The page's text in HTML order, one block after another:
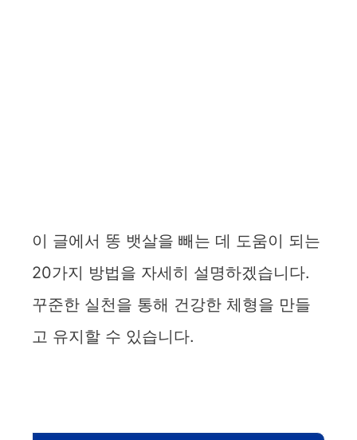
이 글에서 똥 뱃살을 빼는 데 도움이 되는
20가지 방법을 자세히 설명하겠습니다.
꾸준한 실천을 통해 건강한 체형을 만들
고 유지할 수 있습니다.